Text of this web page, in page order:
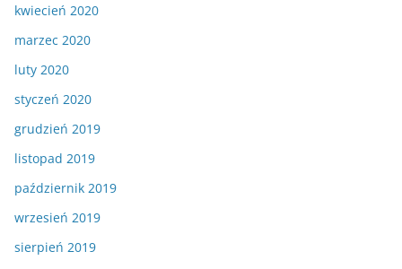
kwiecień 2020
marzec 2020
luty 2020
styczeń 2020
grudzień 2019
listopad 2019
październik 2019
wrzesień 2019
sierpień 2019